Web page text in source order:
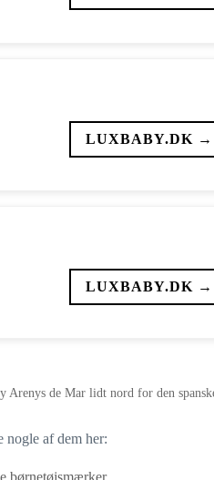
LUXBABY.DK →
LUXBABY.DK →
de Mar lidt nord for den
nogle af dem her:
børnetøjsmærker